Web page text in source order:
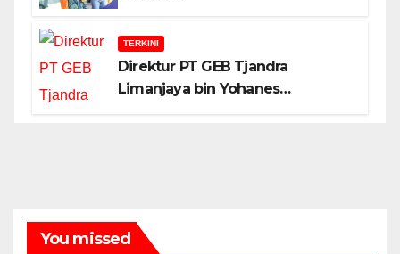
TERKINI
Direktur PT GEB Tjandra
Limanjaya bin Yohanes
You missed